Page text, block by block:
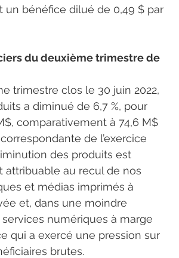
un bénéfice dilué de 0,49 $ par
du deuxième trimestre de
trimestre clos le 30 juin 2022,
a diminué de 6,7 %, pour
comparativement à 74,6 M$
de l’exercice
des produits est
attribuable au recul de nos
et médias imprimés à
et, dans une moindre
numériques à marge
qui a exercé une pression sur
brutes.